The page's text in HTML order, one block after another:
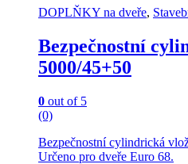
may
be
chosen
on
the
product
page
DOPLŇKY na dveře,
Bezpečnostní
5000/45+50
0 out of 5
(0)
Bezpečnostní cylindrická
Určeno pro dveře Euro 68.